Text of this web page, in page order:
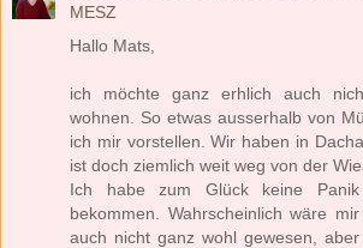
MESZ
Hallo Mats,
ich möchte ganz erhlich auch
wohnen. So etwas ausserhalb von
ich mir vorstellen. Wir haben in
ist doch ziemlich weit weg von der
Ich habe zum Glück keine Panik
bekommen. Wahrscheinlich wäre
auch nicht ganz wohl gewesen,